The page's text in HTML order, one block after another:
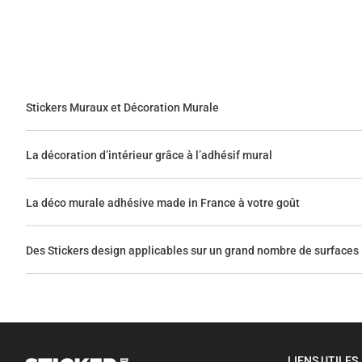
Stickers Muraux et Décoration Murale
La décoration d’intérieur grâce à l’adhésif mural
La déco murale adhésive made in France à votre goût
Des Stickers design applicables sur un grand nombre de surfaces